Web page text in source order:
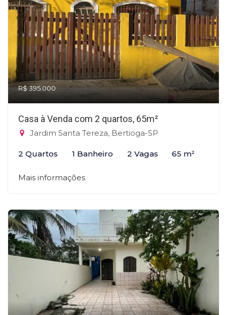
R$ 395.000
Casa à Venda com 2 quartos, 65m²
Jardim Santa Tereza, Bertioga-SP
2 Quartos 1 Banheiro 2 Vagas 65 m²
Mais informações